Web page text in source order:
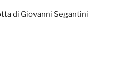
di Giovanni Segantini